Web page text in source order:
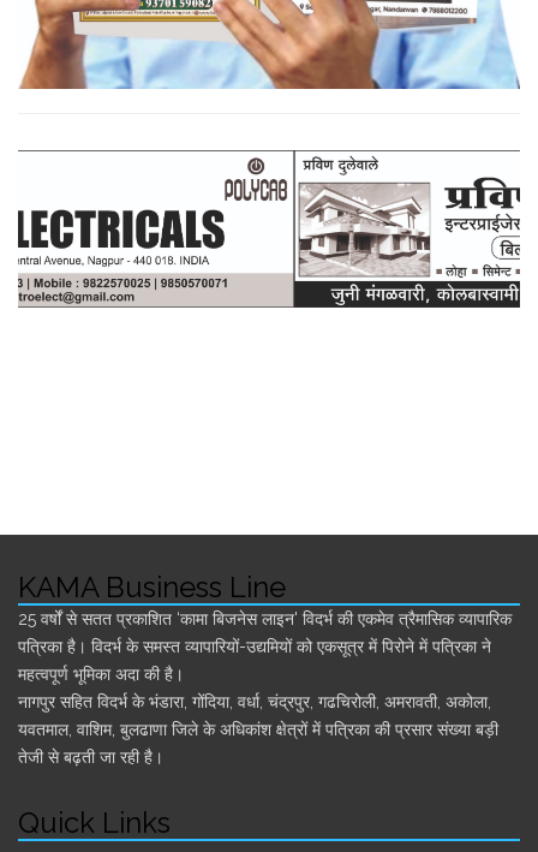
KAMA Business Line
25 वर्षों से सतत प्रकाशित ‘कामा बिजनेस लाइन' विदर्भ की एकमेव त्रैमासिक व्यापारिक
पत्रिका है। विदर्भ के समस्त व्यापारियों-उद्यमियों को एकसूत्र में पिरोने में पत्रिका ने
महत्वपूर्ण भूमिका अदा की है।
नागपुर सहित विदर्भ के भंडारा, गोंदिया, वर्धा, चंद्रपुर, गढचिरोली, अमरावती, अकोला,
यवतमाल, वाशिम, बुलढाणा जिले के अधिकांश क्षेत्रों में पत्रिका की प्रसार संख्या बड़ी
तेजी से बढ़ती जा रही है।
Quick Links